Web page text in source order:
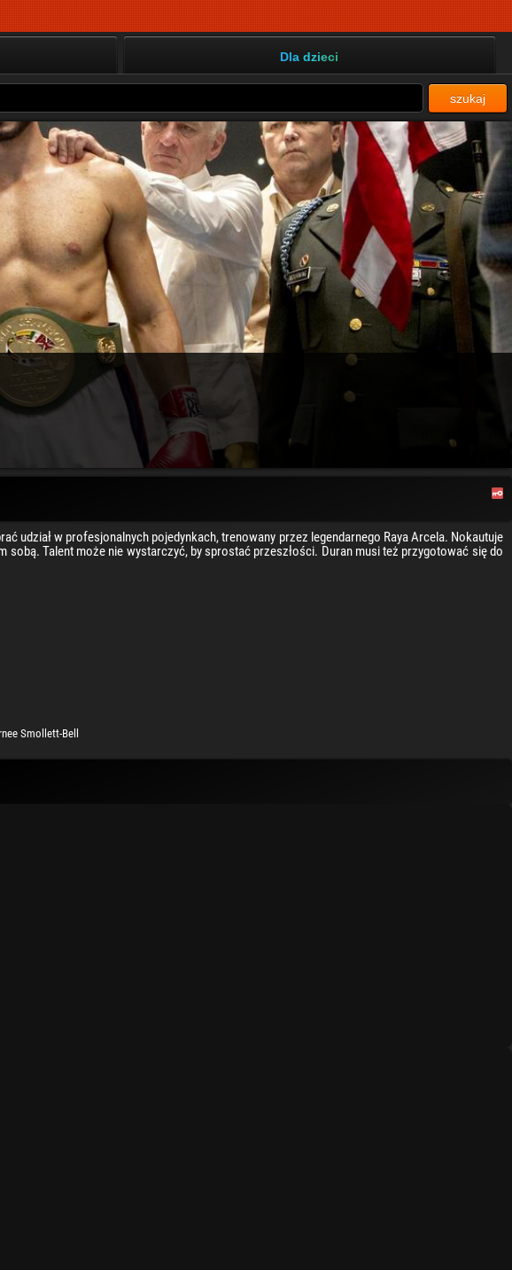
Dla dzieci
szukaj
udział w profesjonalnych pojedynkach, trenowany przez legendarnego Raya Arcela. Nokautuje
Talent może nie wystarczyć, by sprostać przeszłości. Duran musi też przygotować się do
Smollett-Bell